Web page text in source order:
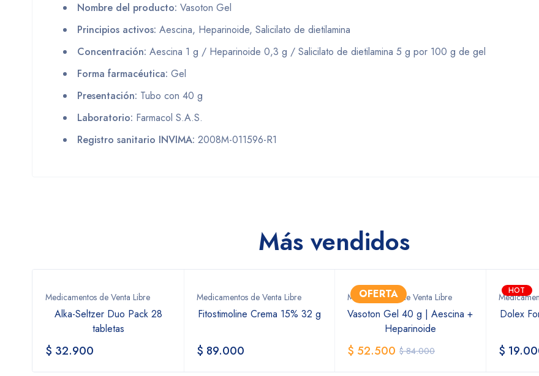
Nombre del producto: Vasoton Gel
Principios activos: Aescina, Heparinoide, Salicilato de dietilamina
Concentración: Aescina 1 g / Heparinoide 0,3 g / Salicilato de dietilamina 5 g por 100 g de gel
Forma farmacéutica: Gel
Presentación: Tubo con 40 g
Laboratorio: Farmacol S.A.S.
Registro sanitario INVIMA: 2008M-011596-R1
Más vendidos
Medicamentos de Venta Libre
Alka-Seltzer Duo Pack 28
tabletas
$ 32.900
Medicamentos de Venta Libre
Fitostimoline Crema 15% 32 g
$ 89.000
Medicamentos de Venta Libre
Vasoton Gel 40 g | Aescina +
Heparinoide
$84.000
$ 52.500
HOT
Dolex
$